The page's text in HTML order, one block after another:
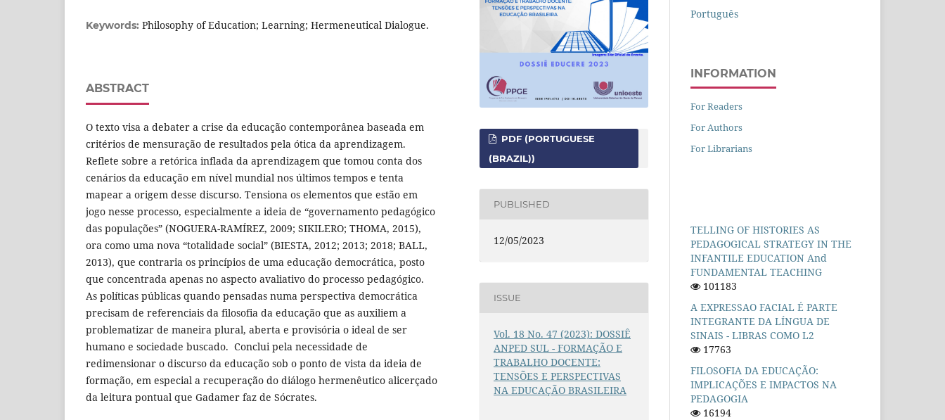
Keywords: Philosophy of Education; Learning; Hermeneutical Dialogue.
ABSTRACT
O texto visa a debater a crise da educação contemporânea baseada em
critérios de mensuração de resultados pela ótica da aprendizagem.
Reflete sobre a retórica inflada da aprendizagem que tomou conta dos
cenários da educação em nível mundial nos últimos tempos e tenta
mapear a origem desse discurso. Tensiona os elementos que estão em
jogo nesse processo, especialmente a ideia de “governamento pedagógico
das populações” (NOGUERA-RAMÍREZ, 2009; SIKILERO; THOMA, 2015),
ora como uma nova “totalidade social” (BIESTA, 2012; 2013; 2018; BALL,
2013), que contraria os princípios de uma educação democrática, posto
que concentrada apenas no aspecto avaliativo do processo pedagógico.
As políticas públicas quando pensadas numa perspectiva democrática
precisam de referenciais da filosofia da educação que as auxiliem a
problematizar de maneira plural, aberta e provisória o ideal de ser
humano e sociedade buscado. Conclui pela necessidade de
redimensionar o discurso da educação sob o ponto de vista da ideia de
formação, em especial a recuperação do diálogo hermenêutico alicerçado
da leitura pontual que Gadamer faz de Sócrates.
PDF (PORTUGUESE
(BRAZIL))
PUBLISHED
12/05/2023
ISSUE
Vol. 18 No. 47 (2023): DOSSIÊ
ANPED SUL - FORMAÇÃO E
TRABALHO DOCENTE:
TENSÕES E PERSPECTIVAS
NA EDUCAÇÃO BRASILEIRA
Português
INFORMATION
For Readers
For Authors
For Librarians
TELLING OF HISTORIES AS
PEDAGOGICAL STRATEGY IN THE
INFANTILE EDUCATION And
FUNDAMENTAL TEACHING
101183
A EXPRESSAO FACIAL É PARTE
INTEGRANTE DA LÍNGUA DE
SINAIS - LIBRAS COMO L2
17763
FILOSOFIA DA EDUCAÇÃO:
IMPLICAÇÕES E IMPACTOS NA
PEDAGOGIA
16194